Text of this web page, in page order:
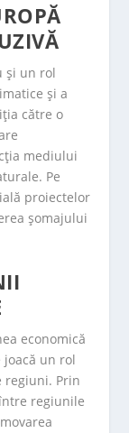
și un rol
și a
către o
mediului
Pe
proiectelor
șomajului
economică
un rol
regiuni. Prin
regiunile